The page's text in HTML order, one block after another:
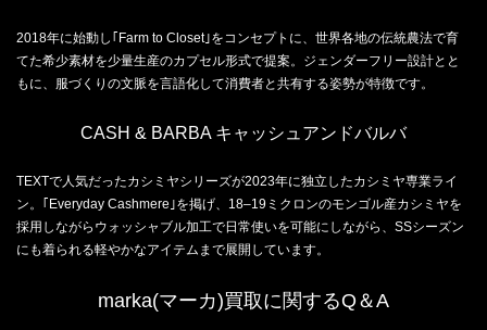
2018年に始動し｢Farm to Closet｣をコンセプトに、世界各地の伝統農法で育
てた希少素材を少量生産のカプセル形式で提案。ジェンダーフリー設計とと
もに、服づくりの文脈を言語化して消費者と共有する姿勢が特徴です。
CASH & BARBA キャッシュアンドバルバ
TEXTで人気だったカシミヤシリーズが2023年に独立したカシミヤ専業ライ
ン。｢Everyday Cashmere｣を掲げ、18–19ミクロンのモンゴル産カシミヤを
採用しながらウォッシャブル加工で日常使いを可能にしながら、SSシーズン
にも着られる軽やかなアイテムまで展開しています。
marka(マーカ)買取に関するQ＆A